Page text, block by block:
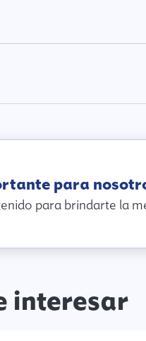
para
para brindarte la
interesar